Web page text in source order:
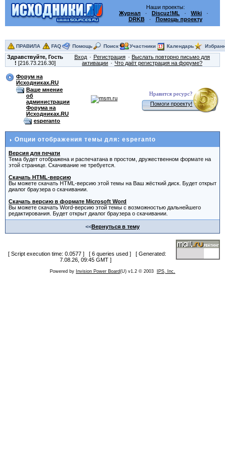
Наши проекты:
Журнал · Discuz!ML · Wiki ·
DRKB· Помощь проекту
ПРАВИЛА FAQ Помощь Поиск Участники Календарь
Здравствуйте, Гость
! [216.73.216.30]
Вход Регистрация
Выслать повторно письмо для
активации
Что даёт регистрация на форуме?
Форум на
Исходниках.RU
Ваше мнение
об
администрации
Форума на
Исходниках.RU
esperanto
Нравится ресурс?
Помоги проекту!
Опции отображения темы для: esperanto
Версия для печати
Тема будет отображена и распечатана в простом, дружественном формате на
этой странице. Скачивание не требуется.
Скачать HTML-версию
Вы можете скачать HTML-версию этой темы на Ваш жёсткий диск. Будет открыт
диалог браузера о скачивании.
Скачать версию в формате Microsoft Word
Вы можете скачать Word-версию этой темы с возможностью дальнейшего
редактирования. Будет открыт диалог браузера о скачивании.
<<Вернуться в тему
[ Script execution time: 0.0577 ] [ 6 queries used ] [ Generated:
7.08.26, 09:45 GMT ]
Powered by Invision Power Board(U) v1.2 © 2003 IPS, Inc.